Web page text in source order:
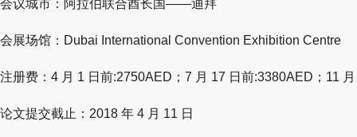
会议城市：阿拉伯联合酋长国——迪拜
会展场馆：Dubai International Convention Exhibition Centre
注册费：4 月 1 日前:2750AED；7 月 17 日前:3380AED；11
论文提交截止：2018 年 4 月 11 日